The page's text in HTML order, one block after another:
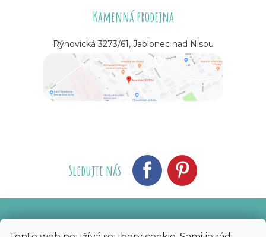
Kamenná prodejna
Rýnovická 3273/61, Jablonec nad Nisou
Sledujte nás